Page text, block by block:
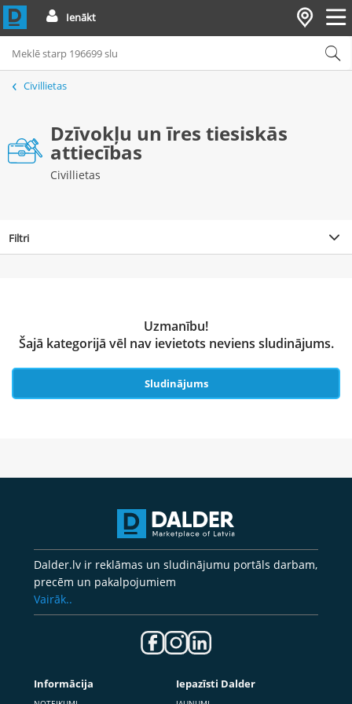
Ienākt
Civillietas
Dzīvokļu un īres tiesiskās
attiecības
Civillietas
Filtri
Uzmanību!
Šajā kategorijā vēl nav ievietots neviens sludinājums.
Sludinājums
Dalder.lv ir reklāmas un sludinājumu portāls darbam,
precēm un pakalpojumiem
Vairāk..
Informācija Iepazīsti Dalder